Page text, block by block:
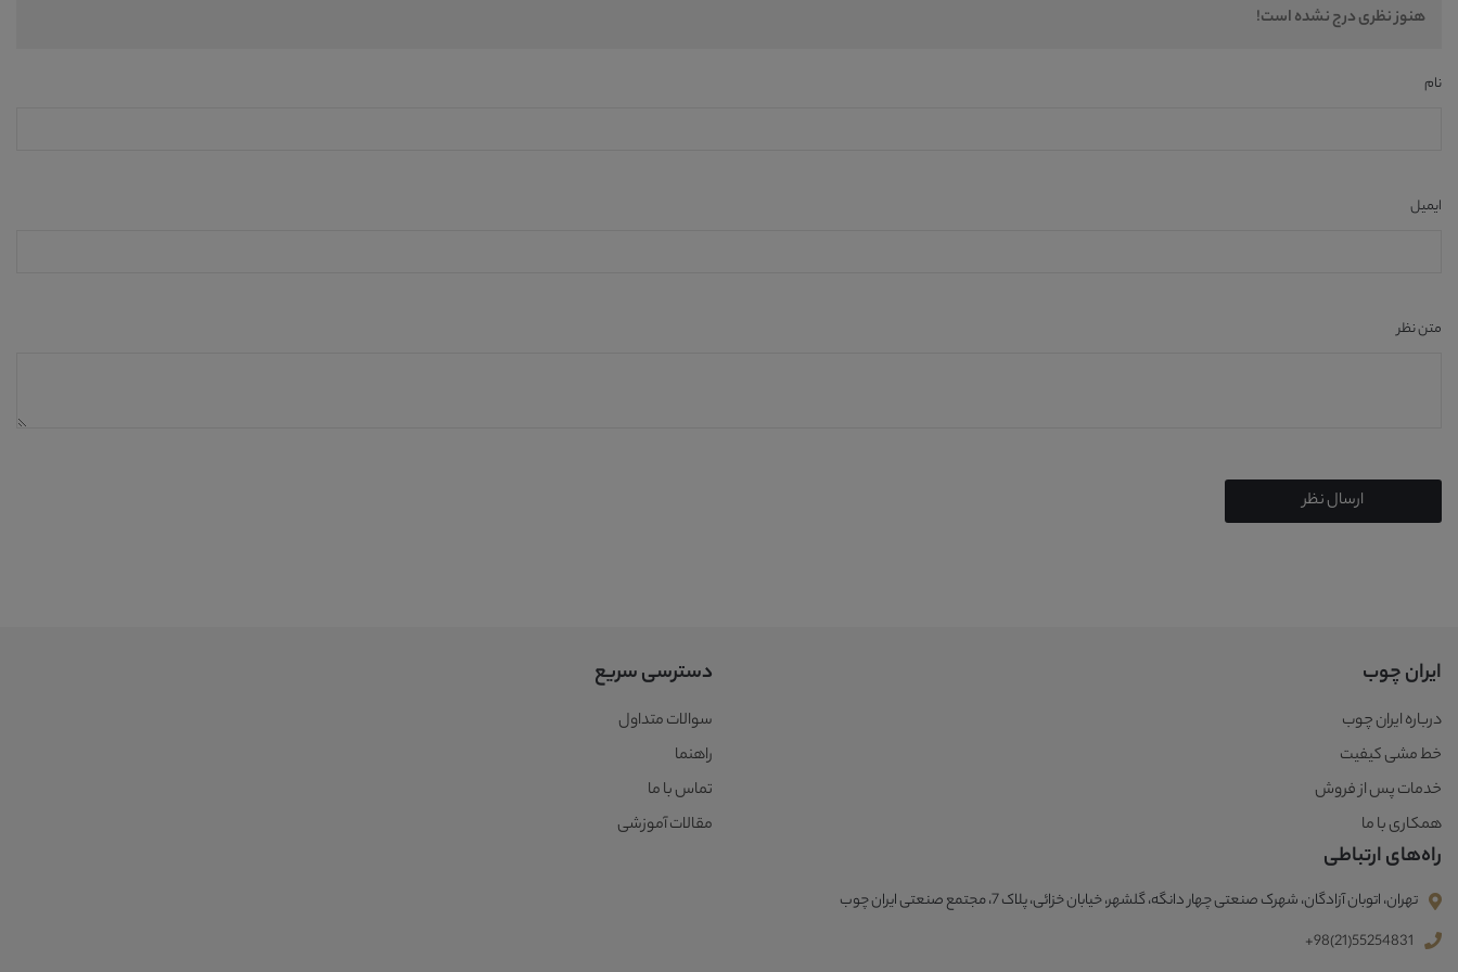
هنوز نظری درج نشده است!
نام
ایمیل
متن نظر
ارسال نظر
ایران چوب
درباره ایران چوب
خط مشی کیفیت
خدمات پس از فروش
همکاری با ما
دسترسی سریع
سوالات متداول
راهنما
تماس با ما
مقالات آموزشی
راه‌های ارتباطی
تهران، اتوبان آزادگان، شهرک صنعتی چهار دانگه، گلشهر، خیابان خزائی، پلاک 7، مجتمع صنعتی ایران چوب
+98(21)55254831